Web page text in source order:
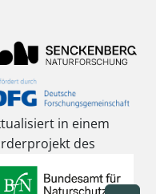
in einem
des